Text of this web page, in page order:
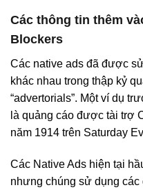
Các thông tin thêm
Blockers
Các native ads đã được
khác nhau trong thập kỷ
“advertorials”. Một ví dụ
là quảng cáo được tài trợ
năm 1914 trên Saturday
Các Native Ads hiện tại
nhưng chúng sử dụng